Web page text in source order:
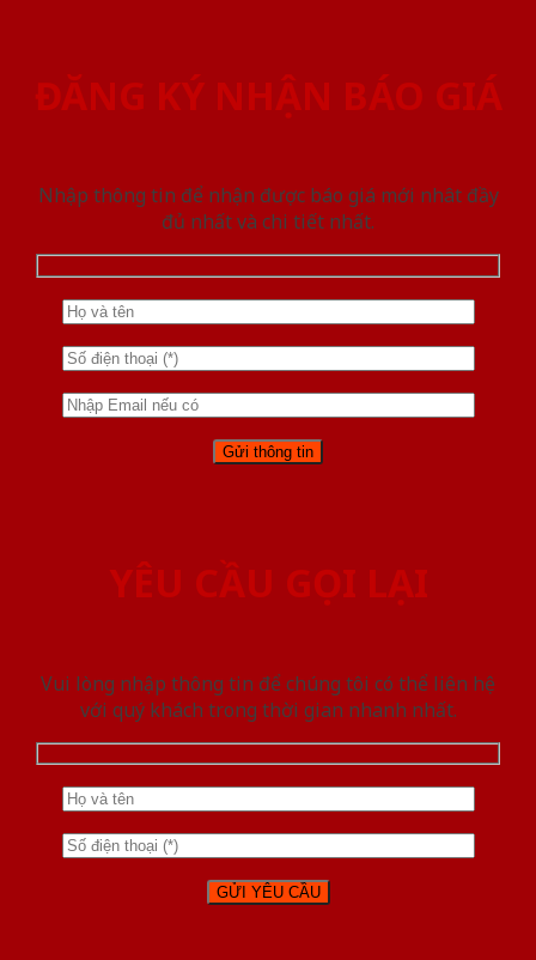
ĐĂNG KÝ NHẬN BÁO GIÁ
Nhập thông tin để nhận được báo giá mới nhât đầy
đủ nhất và chi tiết nhất.
YÊU CẦU GỌI LẠI
Vui lòng nhập thông tin để chúng tôi có thể liên hệ
với quý khách trong thời gian nhanh nhất.